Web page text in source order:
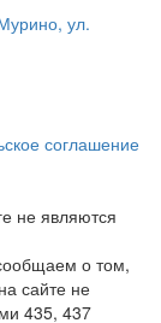
ул.
соглашение
не являются
о том,
сайте не
435, 437